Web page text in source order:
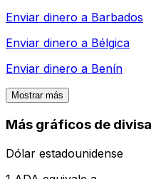
Enviar dinero a Barbados
Enviar dinero a Bélgica
Enviar dinero a Benín
Mostrar más
Más gráficos de
Dólar estadounidense